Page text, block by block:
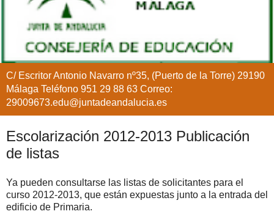
C/ Escritor Antonio Navarro nº35, (Puerto de la Torre) 29190
Málaga Teléfono 951 29 88 63 Correo:
29009673.edu@juntadeandalucia.es
Escolarización 2012-2013 Publicación
de listas
Ya pueden consultarse las listas de solicitantes para el
curso 2012-2013, que están expuestas junto a la entrada del
edificio de Primaria.